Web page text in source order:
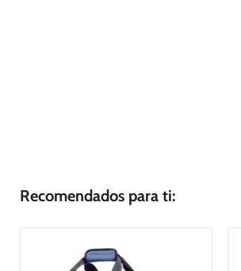
Recomendados para ti: